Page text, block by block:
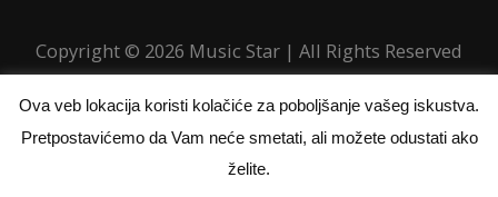
Copyright © 2026 Music Star | All Rights Reserved
Ova veb lokacija koristi kolačiće za poboljšanje vašeg iskustva.
Pretpostavićemo da Vam neće smetati, ali možete odustati ako
želite.